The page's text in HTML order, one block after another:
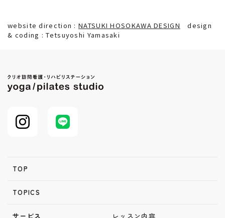
website direction :NATSUKI HOSOKAWA DESIGN
design
& coding : Tetsuyoshi Yamasaki
TOP
TOPICS
サービス レッスン内容